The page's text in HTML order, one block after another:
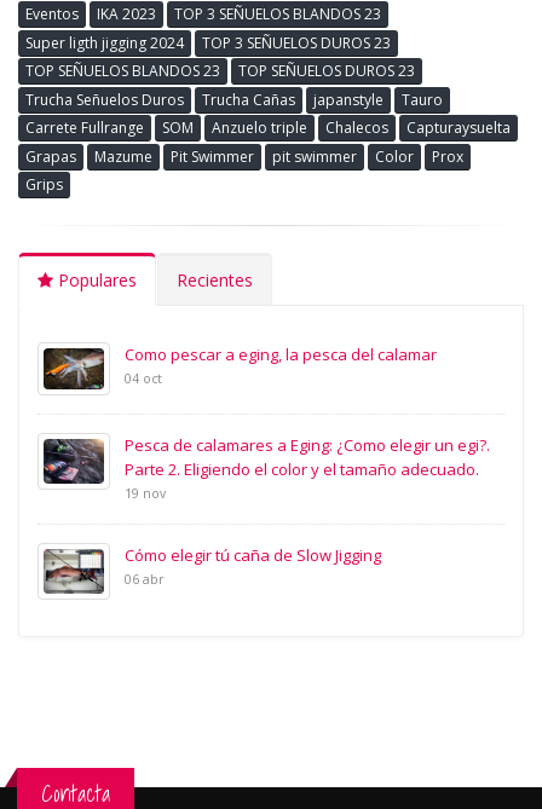
Eventos
IKA 2023
TOP 3 SEÑUELOS BLANDOS 23
Super ligth jigging 2024
TOP 3 SEÑUELOS DUROS 23
TOP SEÑUELOS BLANDOS 23
TOP SEÑUELOS DUROS 23
Trucha Señuelos Duros
Trucha Cañas japanstyle
Tauro
Carrete Fullrange
SOM Anzuelo triple Chalecos
Capturaysuelta
Grapas
Mazume Pit Swimmer pit swimmer Color
Prox
Grips
Populares Recientes
Como pescar a eging, la pesca del calamar
04 oct
Pesca de calamares a Eging: ¿Como elegir un egi?.
Parte 2. Eligiendo el color y el tamaño adecuado.
19 nov
Cómo elegir tú caña de Slow Jigging
06 abr
Contacta